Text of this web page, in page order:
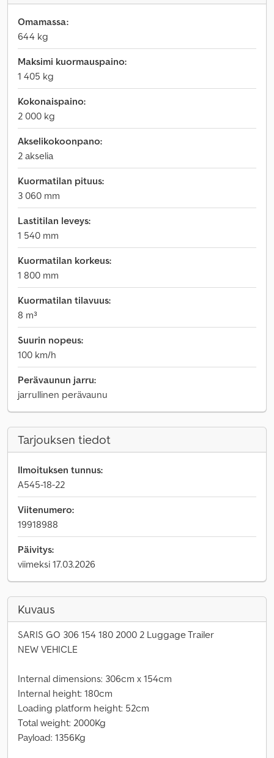
Omamassa:
644 kg
Maksimi kuormauspaino:
1 405 kg
Kokonaispaino:
2 000 kg
Akselikokoonpano:
2 akselia
Kuormatilan pituus:
3 060 mm
Lastitilan leveys:
1 540 mm
Kuormatilan korkeus:
1 800 mm
Kuormatilan tilavuus:
8 m³
Suurin nopeus:
100 km/h
Perävaunun jarru:
jarrullinen perävaunu
Tarjouksen tiedot
Ilmoituksen tunnus:
A545-18-22
Viitenumero:
19918988
Päivitys:
viimeksi 17.03.2026
Kuvaus
SARIS GO 306 154 180 2000 2 Luggage Trailer
NEW VEHICLE
Internal dimensions: 306cm x 154cm
Internal height: 180cm
Loading platform height: 52cm
Total weight: 2000Kg
Payload: 1356Kg